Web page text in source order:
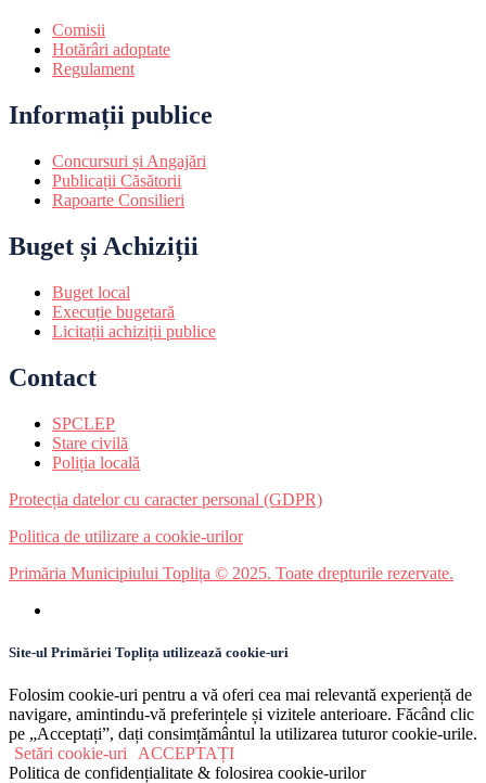
Comisii
Hotărâri adoptate
Regulament
Informații publice
Concursuri și Angajări
Publicații Căsătorii
Rapoarte Consilieri
Buget și Achiziții
Buget local
Execuție bugetară
Licitații achiziții publice
Contact
SPCLEP
Stare civilă
Poliția locală
Protecția datelor cu caracter personal (GDPR)
Politica de utilizare a cookie-urilor
Primăria Municipiului Toplița © 2025. Toate drepturile rezervate.
Site-ul Primăriei Toplița utilizează cookie-uri
Folosim cookie-uri pentru a vă oferi cea mai relevantă experiență de
navigare, amintindu-vă preferințele și vizitele anterioare. Făcând clic
pe „Acceptați”, dați consimțământul la utilizarea tuturor cookie-urile.
Setări cookie-uri
ACCEPTAȚI
Politica de confidențialitate & folosirea cookie-urilor